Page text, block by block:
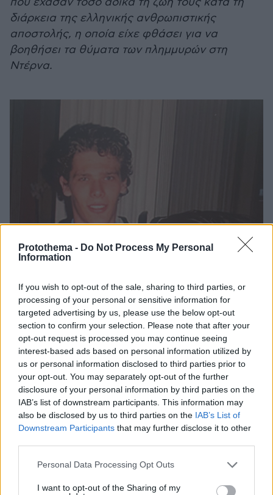
Protothema - Do Not Process My Personal
Information
If you wish to opt-out of the sale, sharing to third parties, or
processing of your personal or sensitive information for
targeted advertising by us, please use the below opt-out
section to confirm your selection. Please note that after your
opt-out request is processed you may continue seeing
interest-based ads based on personal information utilized by
us or personal information disclosed to third parties prior to
your opt-out. You may separately opt-out of the further
disclosure of your personal information by third parties on the
IAB’s list of downstream participants. This information may
also be disclosed by us to third parties on the IAB’s List of
Downstream Participants that may further disclose it to other
Please note that this website/app uses one or more Google
not limited to your visit or usage behaviour. You may click to
Personal Data Processing Opt Outs
I want to opt-out of the Sharing of my
διάρκεια της ελληνικής ανθρωπιστικής
αποστολής, η οποία είχε φθάσει για να
βοηθήσει τα θύματα των πλημμυρών στη
Ντέρνα.